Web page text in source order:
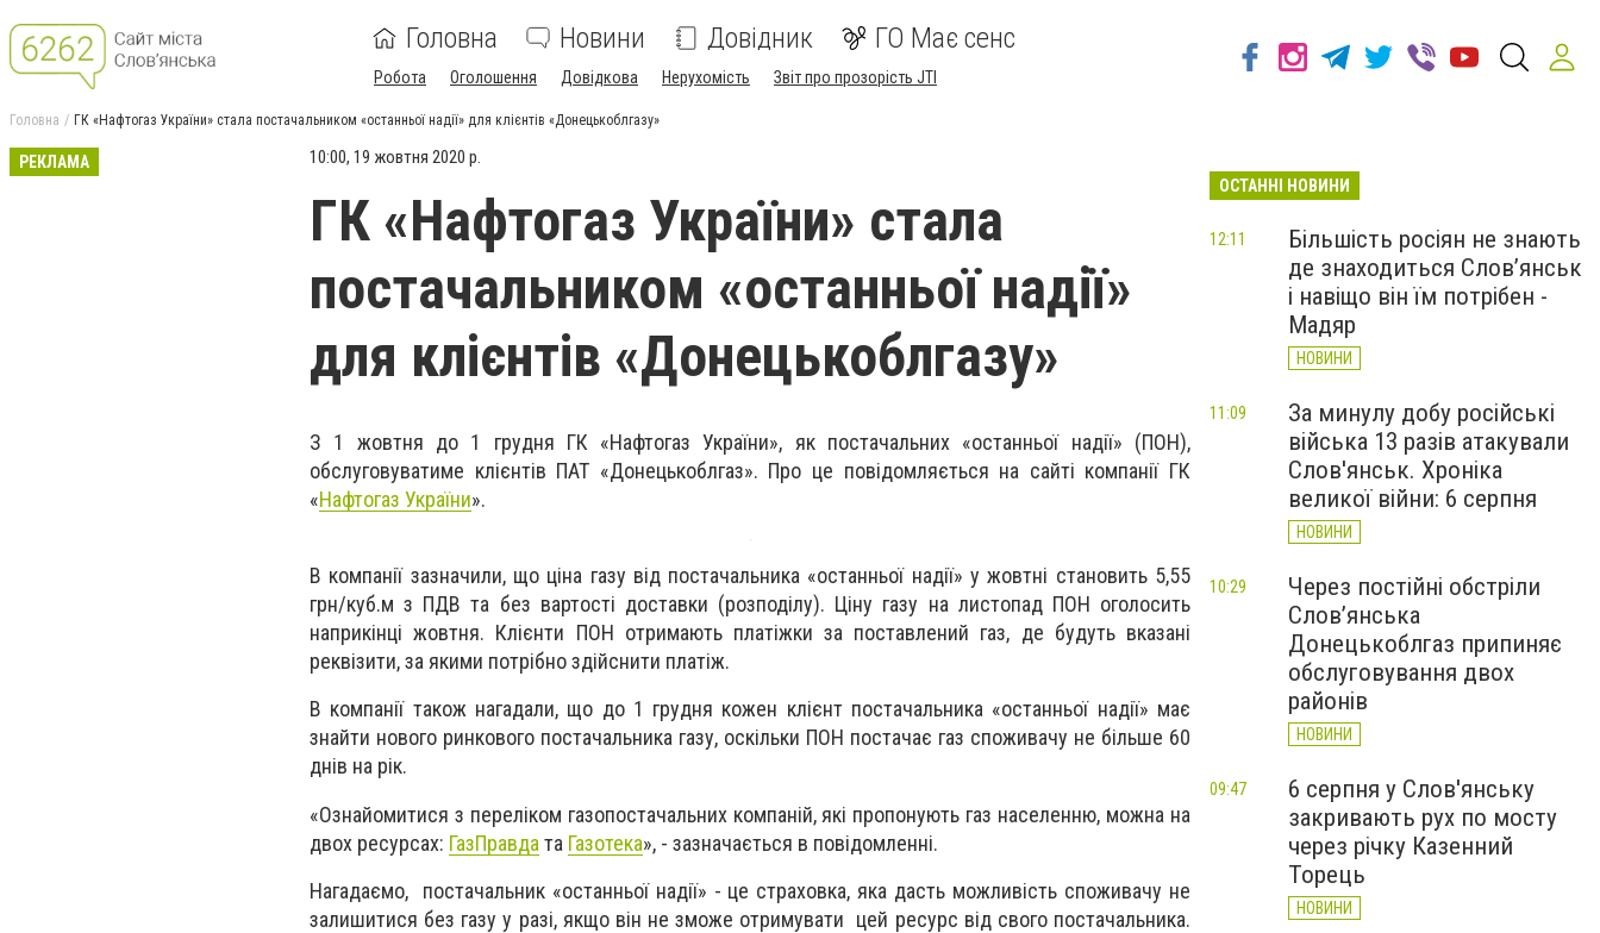
Головна Новини Довідник ГО Має сенс
Робота Оголошення Довідкова Нерухомість Звіт про прозорість JTI
Головна ГК «Нафтогаз України» стала постачальником «останньої надії» для клієнтів «Донецькоблгазу»
РЕКЛАМА 10:00, 19 жовтня 2020 р.
ГК «Нафтогаз України» стала
постачальником «останньої надії»
для клієнтів «Донецькоблгазу»
З 1 жовтня до 1 грудня ГК «Нафтогаз України», як постачальних «останньої надії» (ПОН),
обслуговуватиме клієнтів ПАТ «Донецькоблгаз». Про це повідомляється на сайті компанії ГК
«Нафтогаз України».
В компанії зазначили, що ціна газу від постачальника «останньої надії» у жовтні становить 5,55
грн/куб.м з ПДВ та без вартості доставки (розподілу). Ціну газу на листопад ПОН оголосить
наприкінці жовтня. Клієнти ПОН отримають платіжки за поставлений газ, де будуть вказані
реквізити, за якими потрібно здійснити платіж.
В компанії також нагадали, що до 1 грудня кожен клієнт постачальника «останньої надії» має
знайти нового ринкового постачальника газу, оскільки ПОН постачає газ споживачу не більше 60
днів на рік.
«Ознайомитися з переліком газопостачальних компаній, які пропонують газ населенню, можна на
двох ресурсах: ГазПравда та Газотека», - зазначається в повідомленні.
Нагадаємо, постачальник «останньої надії» - це страховка, яка дасть можливість споживачу не
залишитися без газу у разі, якщо він не зможе отримувати цей ресурс від свого постачальника.
ОСТАННІ НОВИНИ
Більшість росіян не знають
де знаходиться Слов’янськ
і навіщо він їм потрібен -
Мадяр
НОВИНИ
12:11
За минулу добу російські
війська 13 разів атакували
Слов'янськ. Хроніка
великої війни: 6 серпня
НОВИНИ
11:09
Через постійні обстріли
Слов’янська
Донецькоблгаз припиняє
обслуговування двох
районів
НОВИНИ
10:29
6 серпня у Слов'янську
закривають рух по мосту
через річку Казенний
Торець
НОВИНИ
09:47